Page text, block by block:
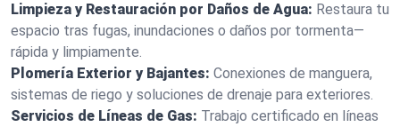
Limpieza y Restauración por Daños de Agua: Restaura tu
espacio tras fugas, inundaciones o daños por tormenta—
rápida y limpiamente.
Plomería Exterior y Bajantes: Conexiones de manguera,
sistemas de riego y soluciones de drenaje para exteriores.
Servicios de Líneas de Gas: Trabajo certificado en líneas